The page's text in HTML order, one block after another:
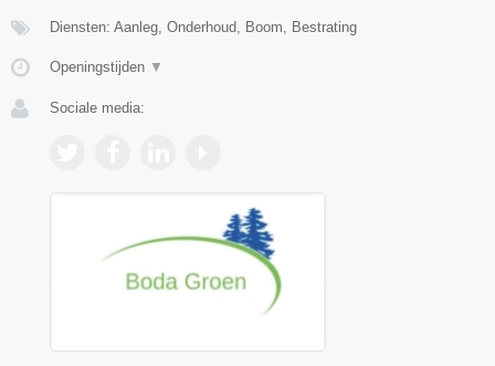
Diensten: Aanleg, Onderhoud, Boom, Bestrating
Openingstijden ▼
Sociale media: